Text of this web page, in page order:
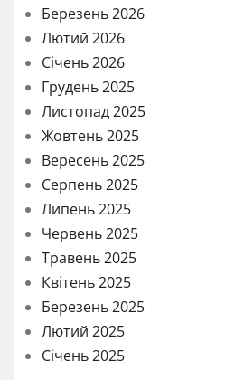
Березень 2026
Лютий 2026
Січень 2026
Грудень 2025
Листопад 2025
Жовтень 2025
Вересень 2025
Серпень 2025
Липень 2025
Червень 2025
Травень 2025
Квітень 2025
Березень 2025
Лютий 2025
Січень 2025